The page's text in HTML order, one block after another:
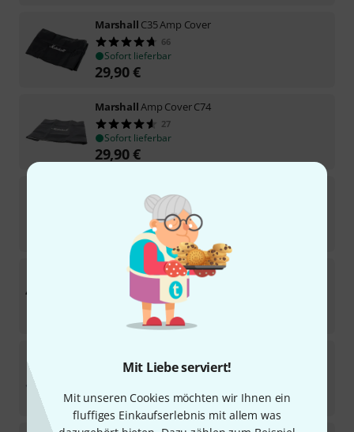
Mit Liebe serviert!
Mit unseren Cookies möchten wir Ihnen ein
fluffiges Einkaufserlebnis mit allem was
Marshall C35 Amp Cover
66
Sofort lieferbar
29,90€
MarshallAmp Cover C74
27
Sofort lieferbar
29,90€
Sofort lieferbar
€
MarshallAmp Cover C56
16
Sofort lieferbar
23
26,90 €